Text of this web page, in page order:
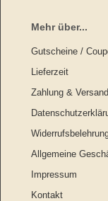
Mehr über...
Gutscheine /
Lieferzeit
Zahlung & Versand
Allgemeine
Impressum
Kontakt